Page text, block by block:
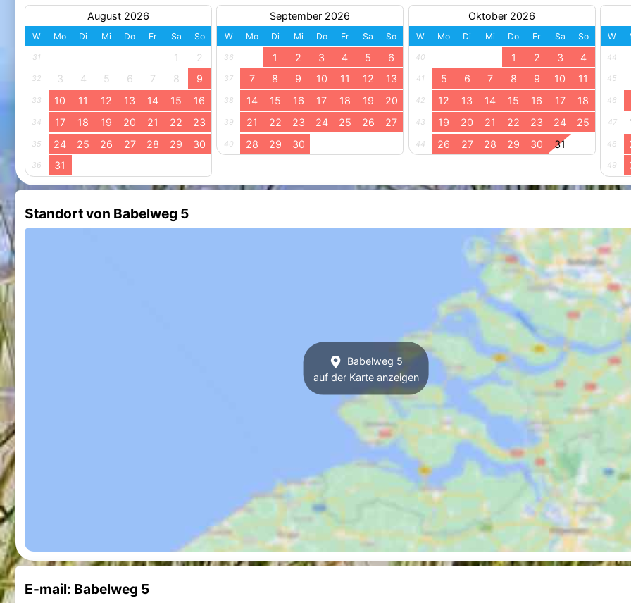
August 2026
W Mo Di Mi Do Fr Sa So
31 1 2
32 3 4 5 6 7 8 9
33 10 11 12 13 14 15 16
34 17 18 19 20 21 22 23
35 24 25 26 27 28 29 30
36 31
September 2026
W Mo Di Mi Do Fr Sa So
36 1 2 3 4 5 6
37 7 8 9 10 11 12 13
38 14 15 16 17 18 19 20
39 21 22 23 24 25 26 27
40 28 29 30
Oktober 2026
W Mo Di Mi Do Fr Sa So
40 1 2 3 4
41 5 6 7 8 9 10 11
42 12 13 14 15 16 17 18
43 19 20 21 22 23 24 25
44 26 27 28 29 30 31
W
44
45
46
47
48
49
Standort von Babelweg 5
Babelweg 5
auf der Karte anzeigen
E-mail: Babelweg 5